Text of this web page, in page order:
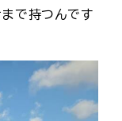
で持つんです